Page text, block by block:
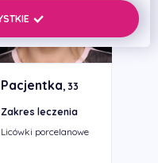
Pacjentka, 33
Zakres leczenia
Licówki porcelanowe